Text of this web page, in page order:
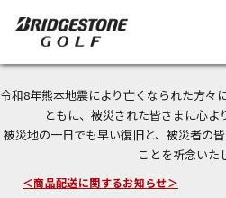
令和8年熊本地震により亡くなられた方々
ともに、被災された皆さまに心よ
被災地の一日でも早い復旧と、被災者の
ことを祈念いた
＜夏季休暇中のご注文・発送・お問い合
今なら新規会員登録で1,000円OFFクー
＜商品配送に関するお知らせ＞